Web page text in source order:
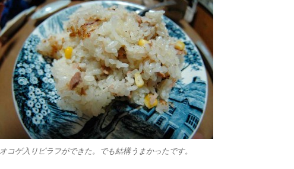
オコゲ入りピラフができた。でも結構うまかったです。